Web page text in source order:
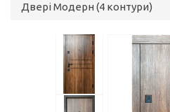
Двері Модерн (4 контури)